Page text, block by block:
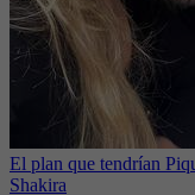
El plan que tendrían
Shakira